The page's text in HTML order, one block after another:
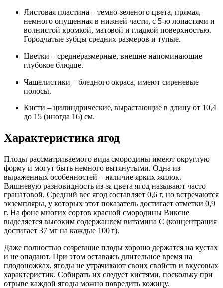
Листовая пластина – темно-зеленого цвета, прямая,
немного опущенная в нижней части, с 5-ю лопастями и
волнистой кромкой, матовой и гладкой поверхностью.
Городчатые зубцы средних размеров и тупые.
Цветки – среднеразмерные, внешне напоминающие
глубокое блюдце.
Чашелистики – бледного окраса, имеют сиреневые
полосы.
Кисти – цилиндрические, вырастающие в длину от 10,4
до 15 (иногда 16) см.
Характеристика ягод
Плоды рассматриваемого вида смородины имеют округлую
форму и могут быть немного вытянутыми. Одна из
выраженных особенностей – наличие ярких жилок.
Вишневую разновидность из-за цвета ягод называют часто
гранатовой. Средний вес ягод составляет 0,6 г, но встречаются
экземпляры, у которых этот показатель достигает отметки 0,9
г. На фоне многих сортов красной смородины Виксне
выделяется высоким содержанием витамина С (концентрация
достигает 37 мг на каждые 100 г).
Даже полностью созревшие плоды хорошо держатся на кустах
и не опадают. При этом оставаясь длительное время на
плодоножках, ягоды не утрачивают своих свойств и вкусовых
характеристик. Собирать их следует кистями, поскольку при
отрыве каждой ягоды можно повредить кожицу.